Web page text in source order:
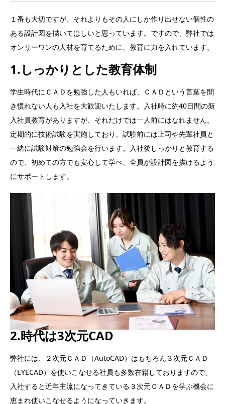
１番も大切ですが、それよりもその人にしか作り出せない個性の
ある設計図を描いてほしいと思っています。ですので、弊社では
オンリーワンの人材を育てるために、教育に力を入れています。
1.しっかりとした教育体制
学生時代にＣＡＤを勉強した人もいれば、ＣＡＤという言葉を聞
き慣れない人も入社を大歓迎いたします。入社時に約40日間の新
入社員教育がありますが、それだけでは一人前にはなれません。
定期的に技術試験を実施しており、試験前には上司や先輩社員と
一緒に試験対策の勉強会を行います。入社後しっかりと教育する
ので、初めての方でも安心して学べ、全員が設計図を描けるよう
にサポートします。
2.時代は3次元CAD
弊社には、２次元ＣＡＤ（AutoCAD）はもちろん３次元ＣＡＤ
（EYECAD）を使いこなせる社員も多数在籍しておりますので、
入社すると近年主流になってきている３次元ＣＡＤを学ぶ機会に
恵まれ使いこなせるようになっていきます。